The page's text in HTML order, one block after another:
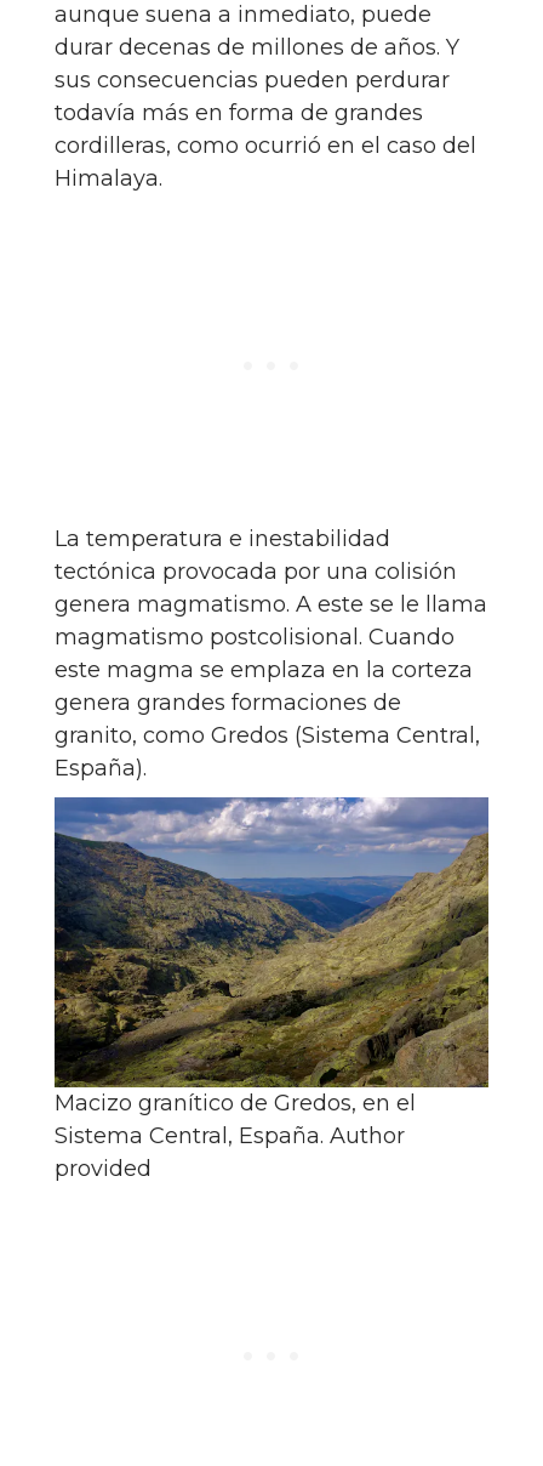
aunque suena a inmediato, puede
durar decenas de millones de años. Y
sus consecuencias pueden perdurar
todavía más en forma de grandes
cordilleras, como ocurrió en el caso del
Himalaya.
La temperatura e inestabilidad
tectónica provocada por una colisión
genera magmatismo. A este se le llama
magmatismo postcolisional. Cuando
este magma se emplaza en la corteza
genera grandes formaciones de
granito, como Gredos (Sistema Central,
España).
Macizo granítico de Gredos, en el
Sistema Central, España. Author
provided